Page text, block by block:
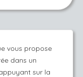
vous propose
dans un
sur la